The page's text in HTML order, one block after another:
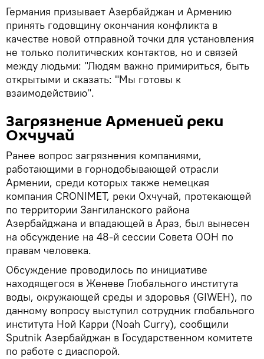
Германия призывает Азербайджан и Армению
принять годовщину окончания конфликта в
качестве новой отправной точки для установления
не только политических контактов, но и связей
между людьми: "Людям важно примириться, быть
открытыми и сказать: "Мы готовы к
взаимодействию".
Загрязнение Арменией реки
Охчучай
Ранее вопрос загрязнения компаниями,
работающими в горнодобывающей отрасли
Армении, среди которых также немецкая
компания CRONIMET, реки Охчучай, протекающей
по территории Зангиланского района
Азербайджана и впадающей в Араз, был вынесен
на обсуждение на 48-й сессии Совета ООН по
правам человека.
Обсуждение проводилось по инициативе
находящегося в Женеве Глобального института
воды, окружающей среды и здоровья (GIWEH), по
данному вопросу выступил сотрудник глобального
института Ной Карри (Noah Curry), сообщили
Sputnik Азербайджан в Государственном комитете
по работе с диаспорой.